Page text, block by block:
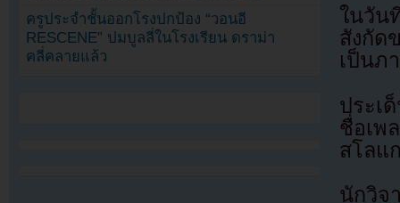
ในวัน
สังกัด
เป็นภ
ประเ
ชื่อเพ
สโลแ
นักวิจ
ครูประจำชั้นออกโรงปกป้อง “วอนอี
RESCENE” ปมบูลลี่ในโรงเรียน ดราม่า
คลี่คลายแล้ว